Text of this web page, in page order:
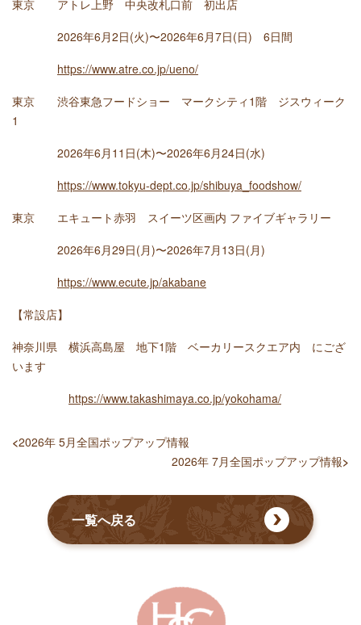
東京 アトレ上野 中央改札口前 初出店
2026年6月2日(火)〜2026年6月7日(日) 6日間
https://www.atre.co.jp/ueno/
東京 渋谷東急フードショー マークシティ1階 ジスウィーク
1
2026年6月11日(木)〜2026年6月24日(水)
https://www.tokyu-dept.co.jp/shibuya_foodshow/
東京 エキュート赤羽 スイーツ区画内 ファイブギャラリー
2026年6月29日(月)〜2026年7月13日(月)
https://www.ecute.jp/akabane
【常設店】
神奈川県 横浜高島屋 地下1階 ベーカリースクエア内 にござ
います
https://www.takashimaya.co.jp/yokohama/
<2026年 5月全国ポップアップ情報
2026年 7月全国ポップアップ情報>
一覧へ戻る